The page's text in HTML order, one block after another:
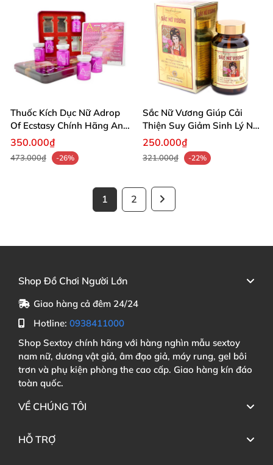
Thuốc Kích Dục Nữ Adrop
Of Ecstasy Chính Hãng An
Toàn Tự Nhiên
350.000₫
473.000₫ -26%
Sắc Nữ Vương Giúp Cải
Thiện Suy Giảm Sinh Lý Nữ
An Toàn
250.000₫
321.000₫ -22%
1 2
Shop Đồ Chơi Người Lớn
Giao hàng cả đêm 24/24
Hotline: 0938411000
Shop Sextoy chính hãng với hàng nghìn mẫu sextoy
nam nữ, dương vật giả, âm đạo giả, máy rung, gel bôi
trơn và phụ kiện phòng the cao cấp. Giao hàng kín đáo
toàn quốc.
VỀ CHÚNG TÔI
HỖ TRỢ